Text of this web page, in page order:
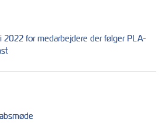
2022 for medarbejdere der følger PLA-